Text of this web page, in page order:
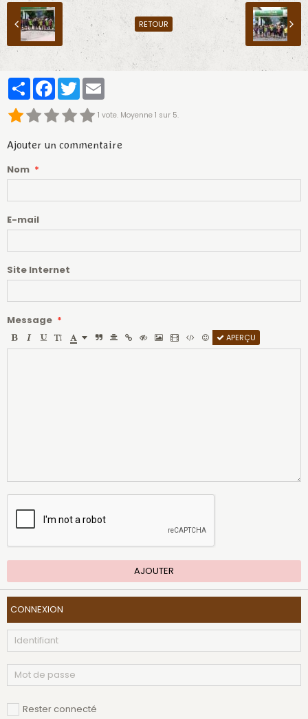
RETOUR
PartagerFacebook
Twitter
1 vote. Moyenne 1 sur 5.
Ajouter un commentaire
Nom
E-mail
Site Internet
Message
APERÇU
AJOUTER
CONNEXION
Rester connecté